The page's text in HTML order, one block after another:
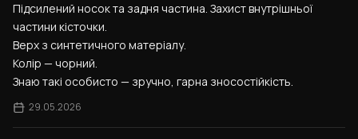
Підсилений носок та задня частина. Захист внутрішньої
частини кісточки.
Верх з синтетичного матеріалу.
Колір — чорний.
Знаю такі особисто — зручно, гарна зносостійкість.
29.05.2026